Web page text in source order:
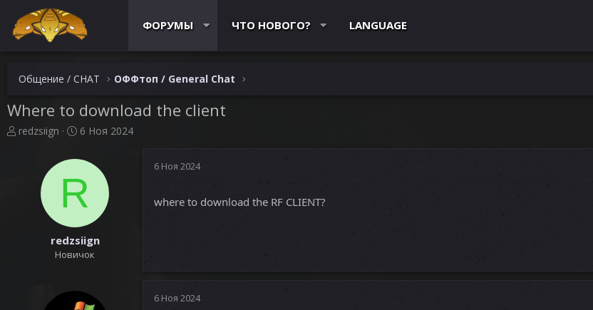
ФОРУМЫ ЧТО НОВОГО? LANGUAGE
Общение / CHAT ОФФтоп / General Chat
Where to download the client
А
redzsiign
Д
т
н
а
ч
а
л
а
6 Ноя 2024
R
redzsiign
Новичок
6 Ноя 2024
where to download the RF CLIENT?
6 Ноя 2024